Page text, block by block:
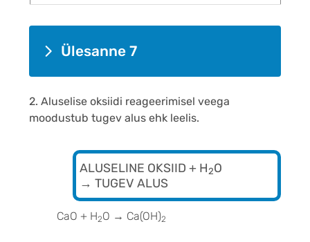
Ülesanne 7
2. Aluselise oksiidi reageerimisel veega
moodustub tugev alus ehk leelis.
ALUSELINE OKSIID + H2O
→ TUGEV ALUS
CaO + H2O → Ca(OH)2